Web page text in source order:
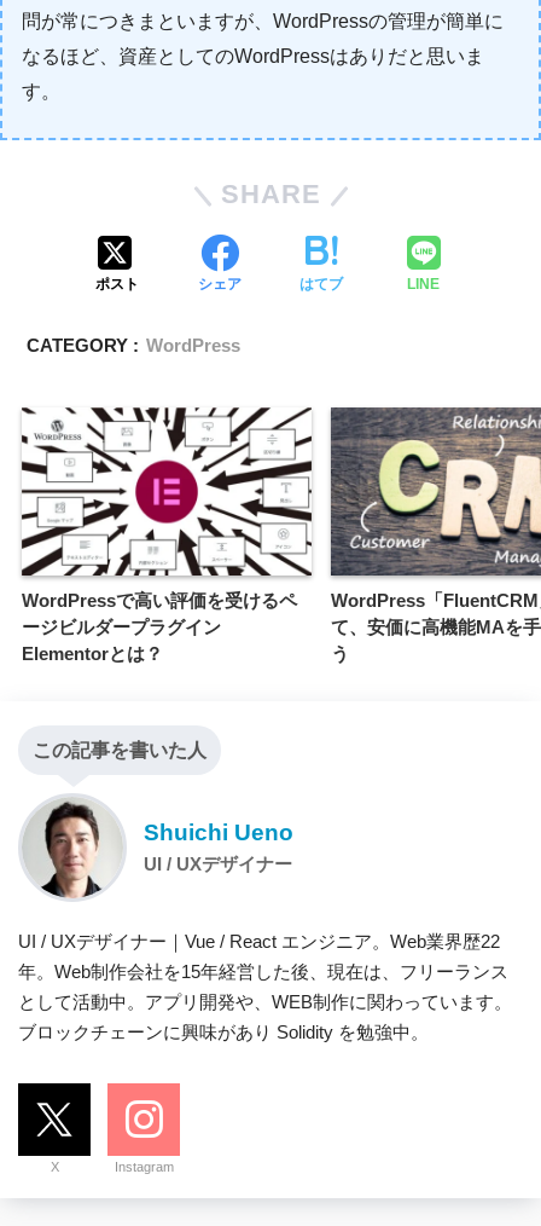
問が常につきまといますが、WordPressの管理が簡単に
なるほど、資産としてのWordPressはありだと思いま
す。
SHARE
ポスト シェア はてブ LINE
CATEGORY : WordPress
WordPressで高い評価を受けるペ
ージビルダープラグイン
Elementorとは？
WordPress「
て、安価に高機能MAを
う
この記事を書いた人
Shuichi Ueno
UI / UXデザイナー
UI / UXデザイナー｜Vue / React エンジニア。Web業界歴22
年。Web制作会社を15年経営した後、現在は、フリーランス
として活動中。アプリ開発や、WEB制作に関わっています。
ブロックチェーンに興味があり Solidity を勉強中。
X Instagram